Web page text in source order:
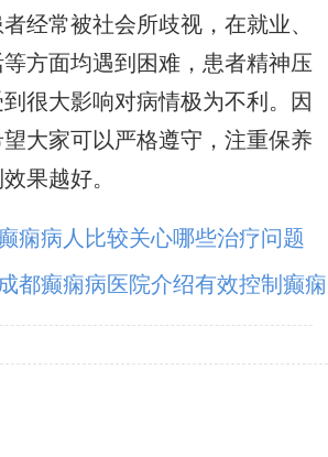
经常被社会所歧视，在就业、
方面均遇到困难，患者精神压
很大影响对病情极为不利。因
大家可以严格遵守，注重保养
果越好。
痫病人比较关心哪些治疗问题
成都癫痫病医院介绍有效控制癫痫